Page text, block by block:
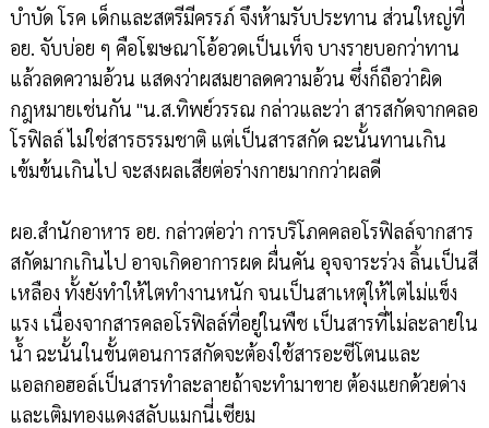
บำบัด โรค เด็กและสตรีมีครรภ์ จึงห้ามรับประทาน ส่วนใหญ่ที่
อย. จับบ่อย ๆ คือโฆษณาโอ้อวดเป็นเท็จ บางรายบอกว่าทาน
แล้วลดความอ้วน แสดงว่าผสมยาลดความอ้วน ซึ่งก็ถือว่าผิด
กฎหมายเช่นกัน "น.ส.ทิพย์วรรณ กล่าวและว่า สารสกัดจากคลอ
โรฟิลล์ ไม่ใช่สารธรรมชาติ แต่เป็นสารสกัด ฉะนั้นทานเกิน
เข้มข้นเกินไป จะสงผลเสียต่อร่างกายมากกว่าผลดี
ผอ.สำนักอาหาร อย. กล่าวต่อว่า การบริโภคคลอโรฟิลล์จากสาร
สกัดมากเกินไป อาจเกิดอาการผด ผื่นคัน อุจจาระร่วง ลิ้นเป็นสี
เหลือง ทั้งยังทำให้ไตทำงานหนัก จนเป็นสาเหตุให้ไตไม่แข็ง
แรง เนื่องจากสารคลอโรฟิลล์ที่อยู่ในพืช เป็นสารที่ไม่ละลายใน
น้ำ ฉะนั้นในขั้นตอนการสกัดจะต้องใช้สารอะซีโตนและ
แอลกอฮอล์เป็นสารทำละลายถ้าจะทำมาขาย ต้องแยกด้วยด่าง
และเติมทองแดงสลับแมกนี่เซียม